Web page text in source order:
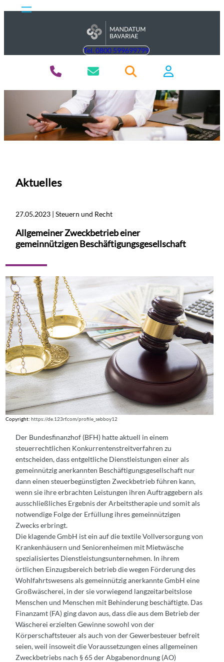
Tel. 0800 599699799
Aktuelles
27.05.2023 | Steuern und Recht
Allgemeiner Zweckbetrieb einer
gemeinnützigen Beschäftigungsgesellschaft
Copyright:https://de.123rf.com/profile_sebboy12
Der Bundesfinanzhof (BFH) hatte aktuell in einem
steuerrechtlichen Konkurrentenstreitverfahren zu
entscheiden, dass entgeltliche Dienstleistungen einer als
gemeinnützig anerkannten Beschäftigungsgesellschaft nur
dann einen steuerbegünstigten Zweckbetrieb führen kann,
wenn sie ihre erbrachten Leistungen ihren Auftraggebern als
ausschließliches Ergebnis der Arbeitstherapie und somit als
notwendige Folge der Erfüllung ihres gemeinnützigen
Zwecks erbringt.
Die klagende GmbH ist ein auf die textile Vollversorgung von
Krankenhäusern und Seniorenheimen mit Mietwäsche
spezialisiertes Dienstleistungsunternehmen. In ihrem
örtlichen Einzugsbereich betrieb die wegen Förderung des
Wohlfahrtswesens als gemeinnützig anerkannte GmbH eine
Großwäscherei, in der sie vorwiegend langzeitarbeitslose
Menschen und Menschen mit Behinderung beschäftigte. Das
Finanzamt (FA) ging davon aus, dass die aus dem Betrieb der
Wäscherei erzielten Gewinne sowohl von der
Körperschaftsteuer als auch von der Gewerbesteuer befreit
seien, weil insoweit die Voraussetzungen eines allgemeinen
Zweckbetriebs nach § 65 der Abgabenordnung (AO)